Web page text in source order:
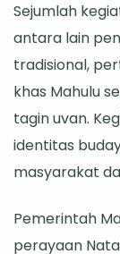
Sejumlah
antara lain
tradisional,
khas Mahulu
tagin uvan.
identitas
masyarakat
Pemerintah
perayaan